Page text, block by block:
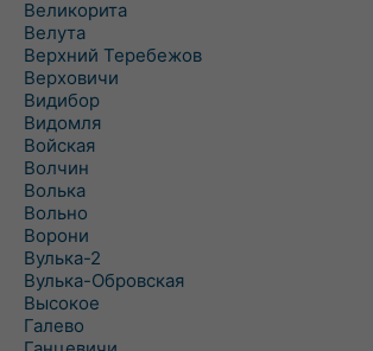
Великорита
Велута
Верхний Теребежов
Верховичи
Видибор
Видомля
Войская
Волчин
Волька
Вольно
Ворони
Вулька-2
Вулька-Обровская
Высокое
Галево